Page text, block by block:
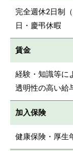
完全週休2日制
日・慶弔休暇
賃金
経験・知識等に
透明性の高い給
加入保険
健康保険・厚生